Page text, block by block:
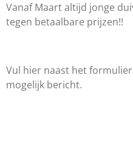
Vanaf Maart altijd jonge
tegen betaalbare prijzen!!
Vul hier naast het
mogelijk bericht.